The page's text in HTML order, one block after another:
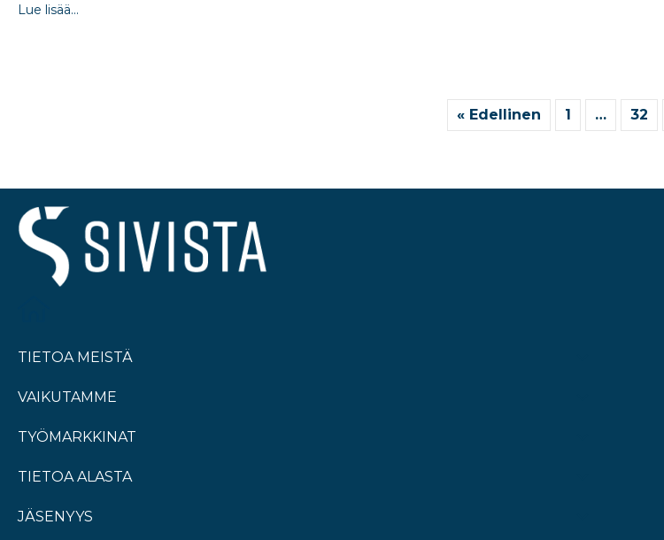
Lue lisää...
« Edellinen 1 … 32
TIETOA MEISTÄ
VAIKUTAMME
TYÖMARKKINAT
TIETOA ALASTA
JÄSENYYS